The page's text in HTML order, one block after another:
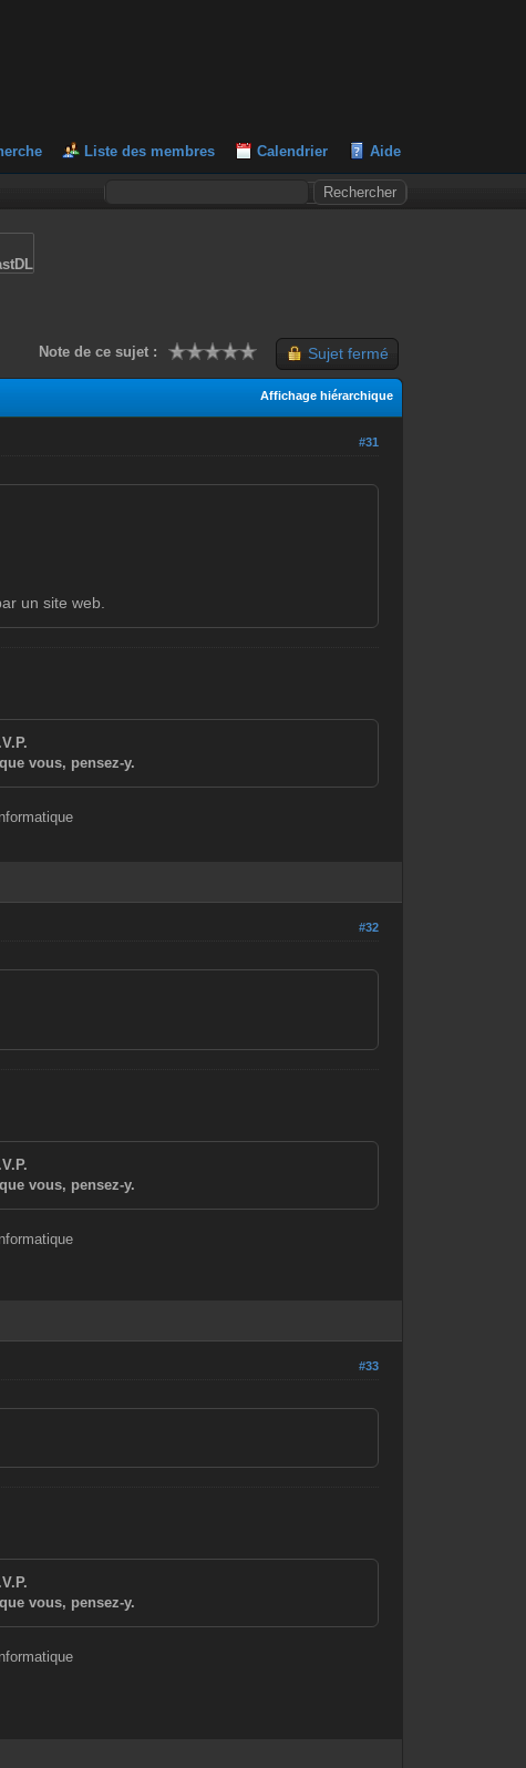
Liste des membres Calendrier Aide
Sujet fermé
Note de ce sujet :
Affichage hiérarchique
#31
un site web.
vous, pensez-y.
#32
vous, pensez-y.
#33
vous, pensez-y.